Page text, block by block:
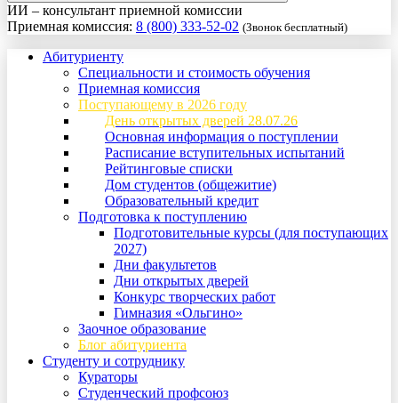
ИИ – консультант приемной комиссии
Приемная комиссия: 8 (800) 333-52-02 (Звонок бесплатный)
Абитуриенту
Специальности и стоимость обучения
Приемная комиссия
Поступающему в 2026 году
День открытых дверей 28.07.26
Основная информация о поступлении
Расписание вступительных испытаний
Рейтинговые списки
Дом студентов (общежитие)
Образовательный кредит
Подготовка к поступлению
Подготовительные курсы (для поступающих
2027)
Дни факультетов
Дни открытых дверей
Конкурс творческих работ
Гимназия «Ольгино»
Заочное образование
Блог абитуриента
Студенту и сотруднику
Кураторы
Студенческий профсоюз